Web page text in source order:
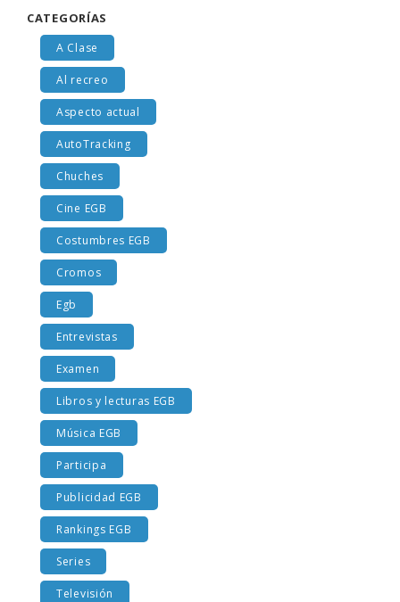
CATEGORÍAS
A Clase
Al recreo
Aspecto actual
AutoTracking
Chuches
Cine EGB
Costumbres EGB
Cromos
Egb
Entrevistas
Examen
Libros y lecturas EGB
Música EGB
Participa
Publicidad EGB
Rankings EGB
Series
Televisión